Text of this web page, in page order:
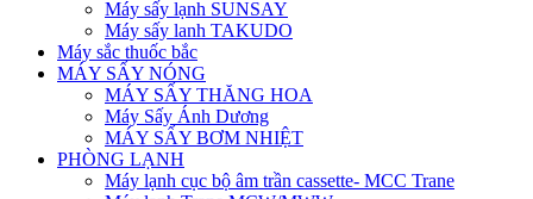
Máy sấy lạnh SUNSAY
Máy sấy lanh TAKUDO
Máy sắc thuốc bắc
MÁY SẤY NÓNG
MÁY SẤY THĂNG HOA
Máy Sấy Ánh Dương
MÁY SẤY BƠM NHIỆT
PHÒNG LẠNH
Máy lạnh cục bộ âm trần cassette- MCC Trane